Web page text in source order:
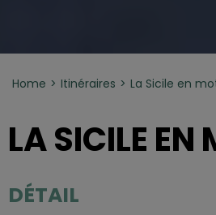
Home Itinéraires La Sicile en
LA SICILE EN
DÉTAIL